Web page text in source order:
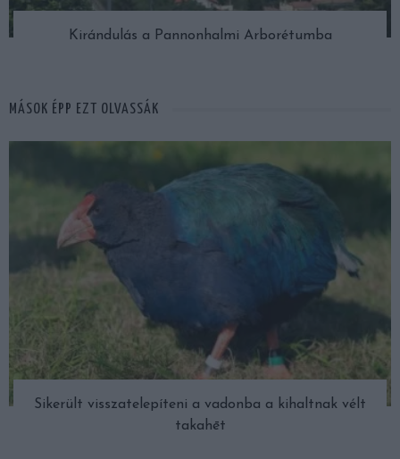
Kirándulás a Pannonhalmi Arborétumba
MÁSOK ÉPP EZT OLVASSÁK
Sikerült visszatelepíteni a vadonba a kihaltnak vélt
takahēt